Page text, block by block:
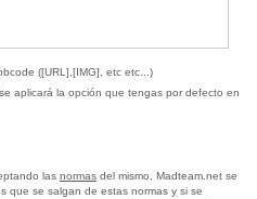
([URL],[IMG], etc etc...)
aplicará la opción que tengas por defecto en
las normas del mismo, Madteam.net se
que se salgan de estas normas y si se